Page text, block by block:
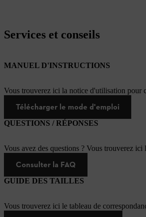
Services et conseils
MANUEL D'INSTRUCTIONS
Vous trouverez ici la notice d'utilisation pour
Télécharger le mode d'emploi
QUESTIONS / RÉPONSES
Vous avez des questions ? Vous trouverez ici
Consulter la FAQ
GUIDE DES TAILLES
Vous trouverez ici le tableau de